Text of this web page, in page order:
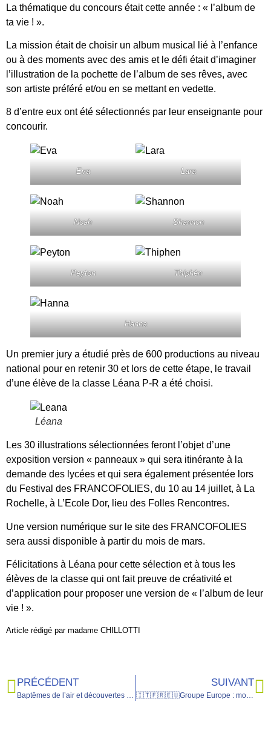
La thématique du concours était cette année : « l’album de
ta vie ! ».
La mission était de choisir un album musical lié à l’enfance
ou à des moments avec des amis et le défi était d’imaginer
l’illustration de la pochette de l’album de ses rêves, avec
son artiste préféré et/ou en se mettant en vedette.
8 d’entre eux ont été sélectionnés par leur enseignante pour
concourir.
Eva Lara
Noah Shannon
Peyton Thiphèn
Hanna
Un premier jury a étudié près de 600 productions au niveau
national pour en retenir 30 et lors de cette étape, le travail
d’une élève de la classe Léana P-R a été choisi.
Léana
Les 30 illustrations sélectionnées feront l’objet d’une
exposition version « panneaux » qui sera itinérante à la
demande des lycées et qui sera également présentée lors
du Festival des FRANCOFOLIES, du 10 au 14 juillet, à La
Rochelle, à L’Ecole Dor, lieu des Folles Rencontres.
Une version numérique sur le site des FRANCOFOLIES
sera aussi disponible à partir du mois de mars.
Félicitations à Léana pour cette sélection et à tous les
élèves de la classe qui ont fait preuve de créativité et
d’application pour proposer une version de « l’album de leur
vie ! ».
Article rédigé par madame CHILLOTTI
PRÉCÉDENT
Baptêmes de l’air et découvertes italiennes : le grand départ du Club Europe pour Salò
SUIVANT
🇮🇹🇫🇷🇪🇺Groupe Europe : mobilité Erasmus+ à Salò